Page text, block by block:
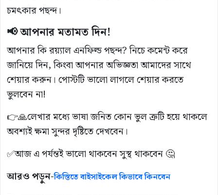
চমৎকার পছন্দ।
📢 আপনার মতামত দিন!
আপনার কি রয়্যাল এনফিল্ড পছন্দ? নিচে কমেন্ট করে
জানিয়ে দিন, কিংবা আপনার অভিজ্ঞতা আমাদের সাথে
শেয়ার করুন। পোস্টটি ভালো লাগলে শেয়ার করতে
ভুলবেন না!
👉🙏লেখার মধ্যে ভাষা জনিত কোন ভুল ত্রুটি হয়ে থাকলে
অবশ্যই ক্ষমা সুন্দর দৃষ্টিতে দেখবেন।
✅আজ এ পর্যন্তই ভালো থাকবেন সুস্থ থাকবেন 🤔
আরও পড়ুন-কিস্তিতে বাইসাইকেল কিভাবে কিনবেন